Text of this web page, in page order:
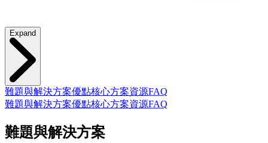
Expand
難題與解決方案優點核心方案資源FAQ
難題與解決方案優點核心方案資源FAQ
難題與解決方案